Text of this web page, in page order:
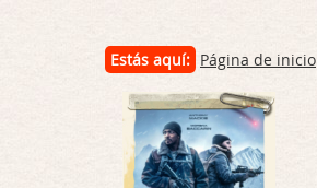
Estás aquí: Página de inicio